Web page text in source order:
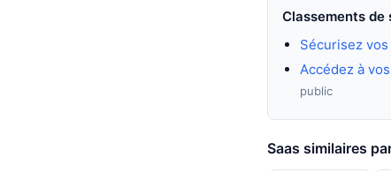
Classements
Sécurisez
Accédez à
public
Saas similaires